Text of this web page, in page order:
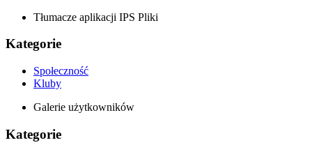
Tłumacze aplikacji IPS Pliki
Kategorie
Społeczność
Kluby
Galerie użytkowników
Kategorie